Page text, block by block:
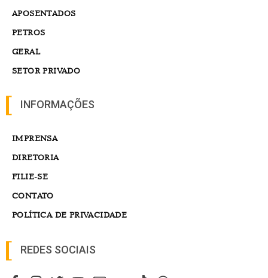
APOSENTADOS
PETROS
GERAL
SETOR PRIVADO
INFORMAÇÕES
IMPRENSA
DIRETORIA
FILIE-SE
CONTATO
POLÍTICA DE PRIVACIDADE
REDES SOCIAIS